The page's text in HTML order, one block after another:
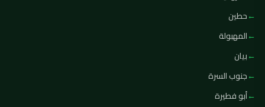
حطين
المهبولة
بيان
جنوب السرة
أبو فطيرة